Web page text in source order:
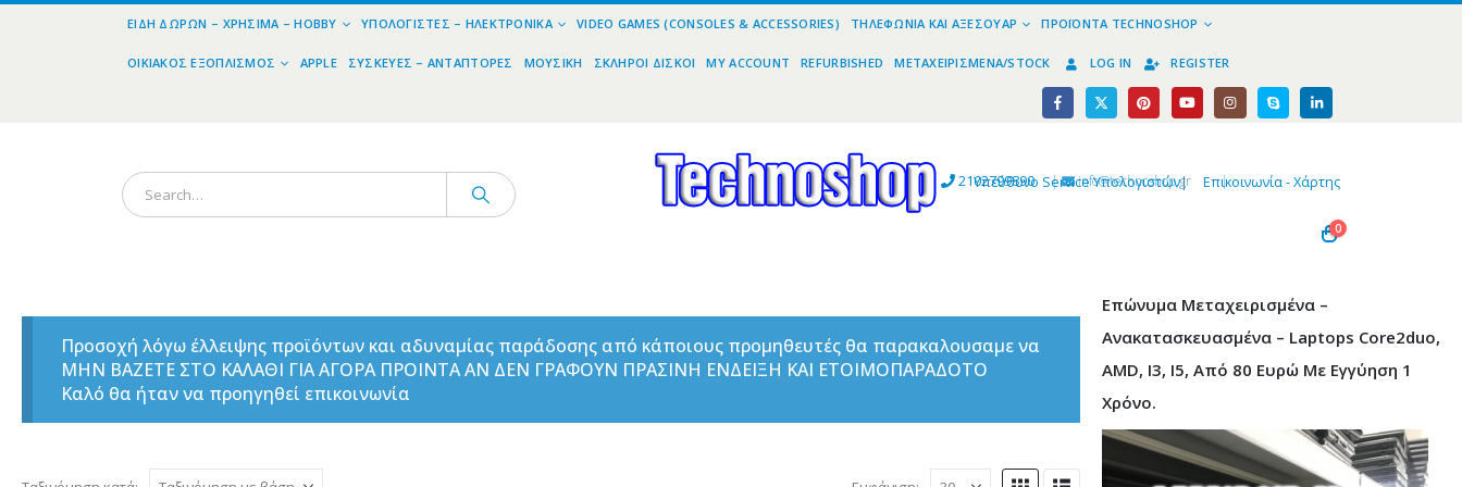
ΕΊΔΗ ΔΏΡΩΝ – ΧΡΉΣΙΜΑ – HOBBY ΥΠΟΛΟΓΙΣΤΈΣ – ΗΛΕΚΤΡΟΝΙΚΆ VIDEO GAMES (CONSOLES & ACCESSORIES) ΤΗΛΕΦΩΝΊΑ ΚΑΙ ΑΞΕΣΟΥΆΡ ΠΡΟΪΌΝΤΑ TECHNOSHOP
ΟΙΚΙΑΚΌΣ ΕΞΟΠΛΙΣΜΌΣ APPLE ΣΥΣΚΕΥΈΣ – ΑΝΤΆΠΤΟΡΕΣ ΜΟΥΣΙΚΉ ΣΚΛΗΡΟΊ ΔΊΣΚΟΙ MY ACCOUNT REFURBISHED ΜΕΤΑΧΕΙΡΙΣΜΈΝΑ/STOCK LOG IN REGISTER
2102799890 | info@technoshop,gr |
Υπεύθυνο Service Υπολογιστών| Επικοινωνία - Χάρτης
0
Προσοχή λόγω έλλειψης προϊόντων και αδυναμίας παράδοσης από κάποιους προμηθευτές θα παρακαλουσαμε να
ΜΗΝ ΒΑΖΕΤΕ ΣΤΟ ΚΑΛΑΘΙ ΓΙΑ ΑΓΟΡΑ ΠΡΟΙΝΤΑ ΑΝ ΔΕΝ ΓΡΑΦΟΥΝ ΠΡΑΣΙΝΗ ΕΝΔΕΙΞΗ ΚΑΙ ΕΤΟΙΜΟΠΑΡΑΔΟΤΟ
Καλό θα ήταν να προηγηθεί επικοινωνία
Επώνυμα Μεταχειρισμένα –
Ανακατασκευασμένα – Laptops Core2duo,
AMD, I3, I5, Από 80 Ευρώ Με Εγγύηση 1
Χρόνο.